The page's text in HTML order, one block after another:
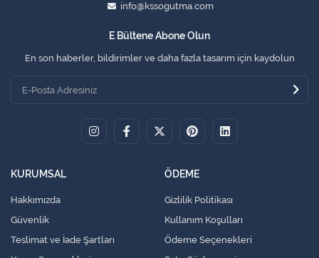
info@kssogutma.com
E Bültene Abone Olun
En son haberler, bildirimler ve daha fazla tasarım için kaydolun
KURUMSAL
Hakkımızda
Güvenlik
Teslimat ve İade Şartları
ÖDEME
Gizlilik Politikası
Kullanım Koşulları
Ödeme Seçenekleri